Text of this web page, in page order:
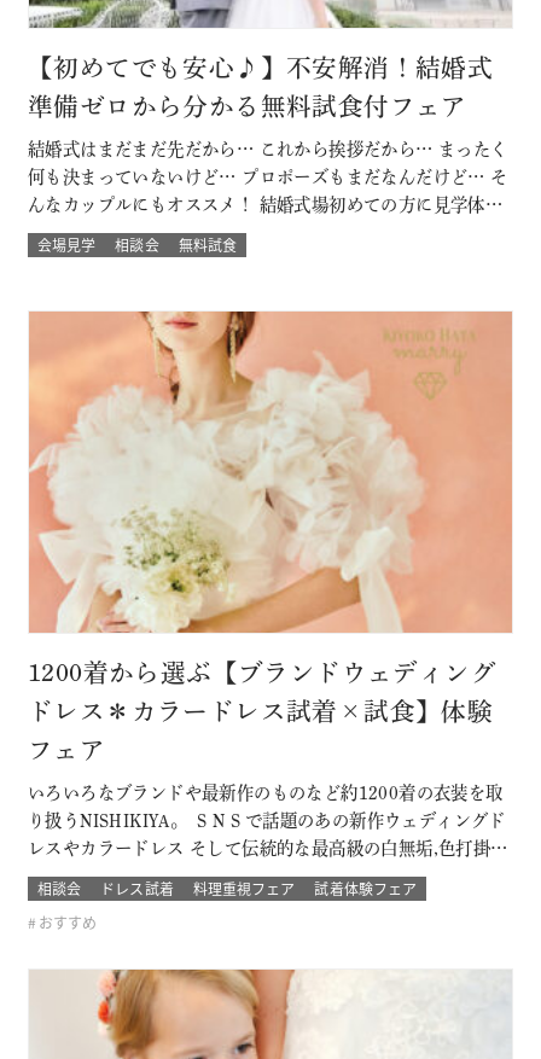
【初めてでも安心♪】不安解消！結婚式
準備ゼロから分かる無料試食付フェア
結婚式はまだまだ先だから… これから挨拶だから… まったく
何も決まっていないけど… プロポーズもまだなんだけど… そ
んなカップルにもオススメ！ 結婚式場初めての方に見学体験
ウェディング試食も結婚式の挙式体験も披露宴演出体験
も！！ いろいろな体験が気軽にできるよくばりフェア♪ 結婚
当日の過ごし方も体験して…
会場見学 相談会 無料試食
1200着から選ぶ【ブランドウェディング
ドレス＊カラードレス試着×試食】体験
フェア
いろいろなブランドや最新作のものなど約1200着の衣装を取
り扱うNISHIKIYA。 ＳＮＳで話題のあの新作ウェディングド
レスやカラードレス そして伝統的な最高級の白無垢,色打掛,本
振袖からブライズメイドの衣裳まで 衣裳のラインナップは品
質や数どちらとも県内でもトップレベル プロのドレスコーデ
ィネーターと打ち合わせをして結婚式当日の「運命の一着」
相談会 ドレス試着 料理重視フェア
試着体験フェア
おすすめ